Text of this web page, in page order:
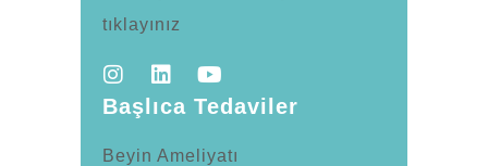
tıklayınız
Başlıca Tedaviler
Beyin Ameliyatı